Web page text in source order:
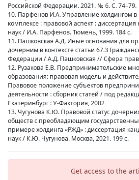
Российской Федерации. 2021. № 6. С. 74–79.
10. Парфенов И.А. Управление холдингом в
комплексе : правовой аспект :
наук / И.А. Парфенов. Тюмень, 1999. 184 с.
11. Пашковская А.Д. Иные основания для
дочерним в контексте статьи 67.3
Федерации / А.Д. Пашковская // Сфера
12. Рузакова Е.В. Предпринимательские
образования: правовая модель и
Правовое положение субъектов
деятельности : сборник статей / под
Екатеринбург : У-Фактория, 2002
13. Чугунова К.Ю. Правовой статус
обществ с преобладающим
примере холдинга «РЖД» : диссертация
наук / К.Ю. Чугунова. Москва, 2021. 199 с.
Get access to the